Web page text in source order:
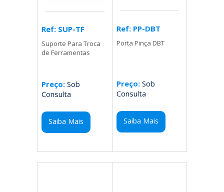
Ref: SUP-TF
Suporte Para Troca
de Ferramentas
Preço: Sob
Consulta
Saiba Mais
Ref: PP-DBT
Porta Pinça DBT
Preço:Sob
Consulta
Saiba Mais